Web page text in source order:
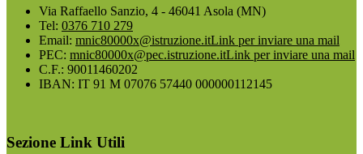
Via Raffaello Sanzio, 4 - 46041 Asola (MN)
Tel: 0376 710 279
Email: mnic80000x@istruzione.itLink per inviare una mail
PEC: mnic80000x@pec.istruzione.itLink per inviare una mail
C.F.: 90011460202
IBAN: IT 91 M 07076 57440 000000112145
Sezione Link Utili